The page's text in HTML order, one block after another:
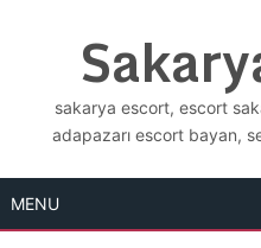
sakarya escort, escort
adapazarı escort bayan,
MENU